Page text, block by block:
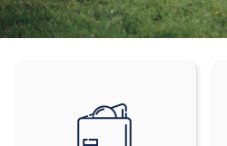
izbornik